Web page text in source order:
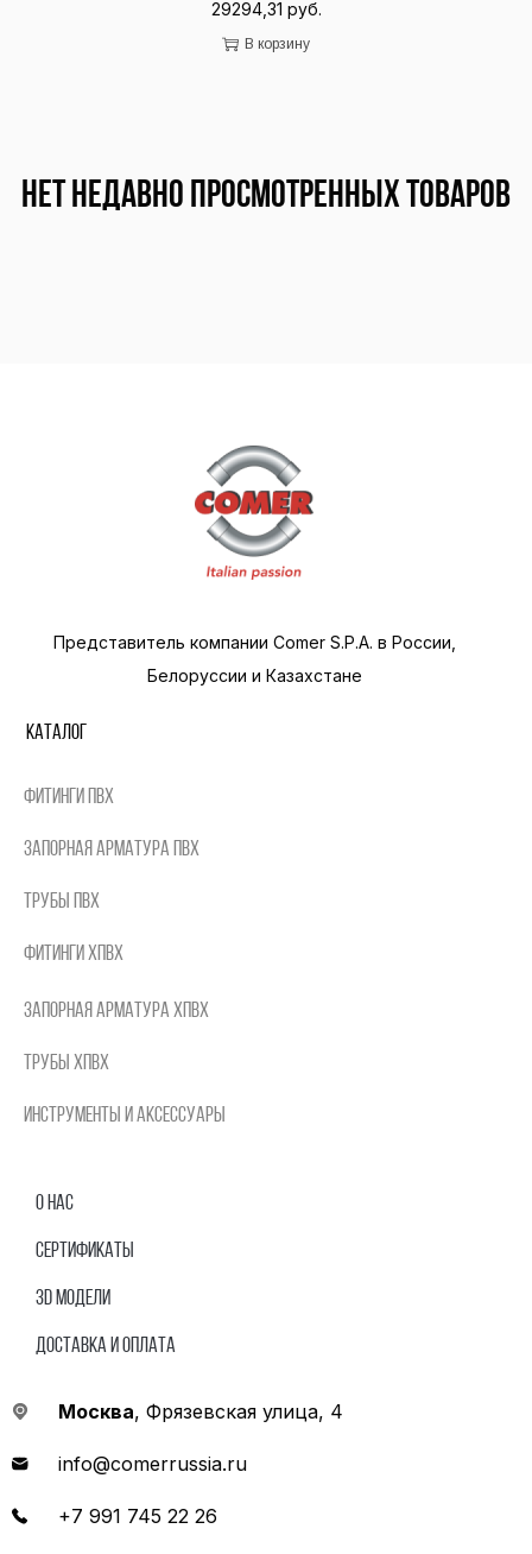
29294,31 руб.
В корзину
Нет недавно просмотренных товаров
Представитель компании Comer S.P.A. в России,
Белоруссии и Казахстане
Каталог
Фитинги ПВХ
Запорная арматура ПВХ
Трубы ПВХ
Фитинги ХПВХ
Запорная арматура ХПВХ
Трубы ХПВХ
Инструменты и аксессуары
О нас
Сертификаты
3D модели
Доставка и оплата
Москва, Фрязевская улица, 4
info@comerrussia.ru
+7 991 745 22 26